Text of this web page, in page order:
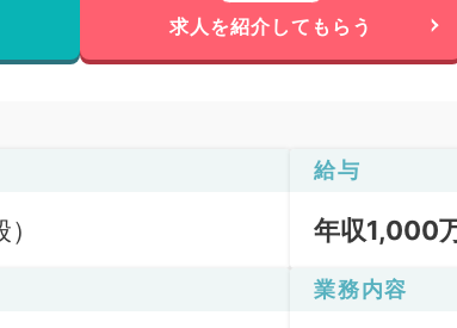
求人を紹介してもらう
給与
年収1,000
業務内容